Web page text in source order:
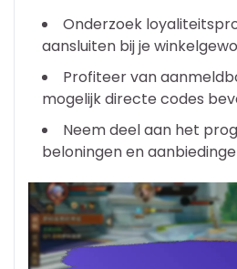
Onderzoek
aansluiten bij je
Profiteer van
mogelijk directe codes
Neem deel aan het
beloningen en